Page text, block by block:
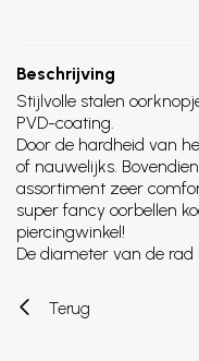
Beschrijving
Stijlvolle stalen
PVD-coating.
Door de hardheid van
of nauwelijks.
assortiment zeer
super fancy oorbellen
piercingwinkel!
De diameter van de
Terug